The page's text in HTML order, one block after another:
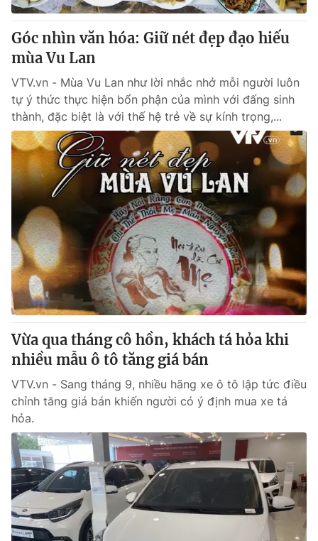
Sản phẩm
Thị trường
Lịch phát sóng
Chuyên mục khác
Emagazine Podcast
Photo Infographic
Video Shorts video
VTV Money VTV Thể thao
VTV Sức khoẻ Bất động sản
Thị trường 24h Tấm lòng Việt
VTV4 Vươn mình bằng AI
VTV9 VTV8
Liên hệ tòa soạn English
THỜI BÁO VTV
Góc nhìn văn hóa: Giữ nét đẹp đạo hiếu
mùa Vu Lan
VTV.vn - Mùa Vu Lan như lời nhắc nhở mỗi người luôn
tự ý thức thực hiện bổn phận của mình với đấng sinh
thành, đặc biệt là với thế hệ trẻ về sự kính trọng,...
Vừa qua tháng cô hồn, khách tá hỏa khi
nhiều mẫu ô tô tăng giá bán
VTV.vn - Sang tháng 9, nhiều hãng xe ô tô lập tức điều
chỉnh tăng giá bán khiến người có ý định mua xe tá
hỏa.